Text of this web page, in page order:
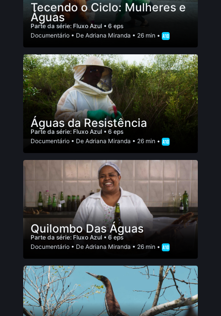
Tecendo o Ciclo: Mulheres e
Águas
Parte da série: Fluxo Azul • 6 eps
Documentário • De Adriana Miranda • 26 min •
Águas da Resistência
Parte da série: Fluxo Azul • 6 eps
Documentário • De Adriana Miranda • 26 min •
Quilombo Das Águas
Parte da série: Fluxo Azul • 6 eps
Documentário • De Adriana Miranda • 26 min •